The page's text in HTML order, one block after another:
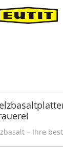
– Ihre